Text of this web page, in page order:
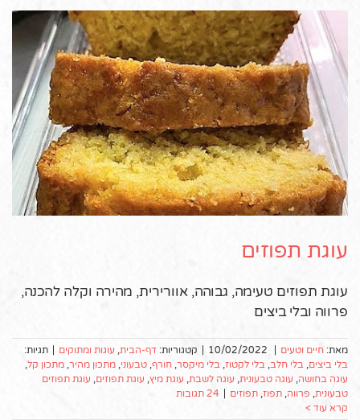
עוגת תפוזים
עוגת תפוזים טעימה, גבוהה, אוורירית, מהירה וקלה להכנה,
פרווה ובלי ביצים
מאת: חיים וטעים |
10/02/2022
| קטגוריות: דף-הבית עוגות ומתוקים | תגיות:
בלי ביצים בלי חלב בלי לקטוז בלי מיקסר חורף טבעוני מתכון מהיר מתכון קל
עוגה בחושה עוגה טבעונית עוגה לשבת עוגת מיץ עוגת תפוזים עוגת תפוזים
טבעונית פרווה תפוז תפוזים | 24 תגובות
קרא עוד >